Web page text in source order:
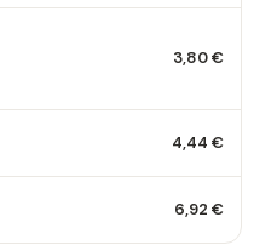
3,80 €
4,44 €
6,92 €